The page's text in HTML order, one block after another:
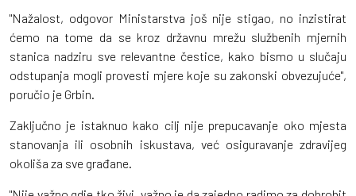
"Nažalost, odgovor Ministarstva još nije stigao, no inzistirat
ćemo na tome da se kroz državnu mrežu službenih mjernih
stanica nadziru sve relevantne čestice, kako bismo u slučaju
odstupanja mogli provesti mjere koje su zakonski obvezujuće",
poručio je Grbin.
Zaključno je istaknuo kako cilj nije prepucavanje oko mjesta
stanovanja ili osobnih iskustava, već osiguravanje zdravijeg
okoliša za sve građane.